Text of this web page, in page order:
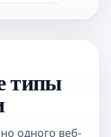
типы
одного веб-